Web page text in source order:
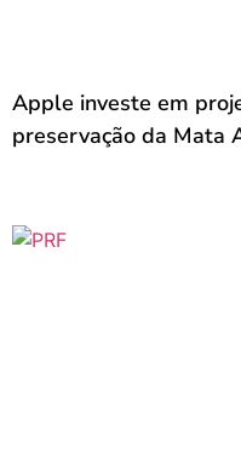
Apple investe em
preservação da Mata